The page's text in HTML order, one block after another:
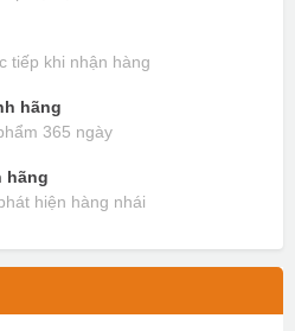
tiếp khi nhận hàng
hãng
365 ngày
hãng
hiện hàng nhái